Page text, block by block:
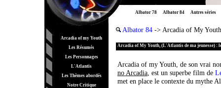
Albator 78 Albator 84 Autres séries
Arcadia of my Youth
Les Résumés
Les Personnages
L'Atlantis
Les Thèmes abordés
Notre Critique
Albator 84 -> Arcadia of My Youth
Arcadia of My Youth, (L'Atlantis de ma jeunesse) :
Arcadia of my Youth, de son vrai
no Arcadia , est un superbe film de
met en place le contexte du mythe